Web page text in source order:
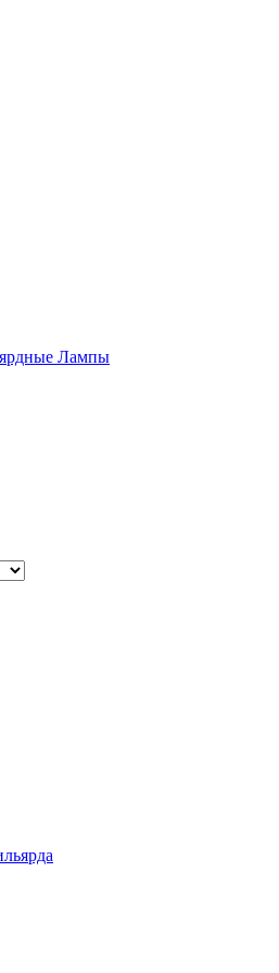
Лампы